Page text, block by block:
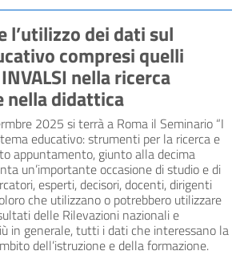
l’utilizzo dei dati sul
compresi quelli
nella ricerca
nella didattica
2025 si terrà a Roma il Seminario “I
educativo: strumenti per la ricerca e
appuntamento, giunto alla decima
un’importante occasione di studio e di
esperti, decisori, docenti, dirigenti
che utilizzano o potrebbero utilizzare
delle Rilevazioni nazionali e
in generale, tutti i dati che interessano la
dell’istruzione e della formazione.